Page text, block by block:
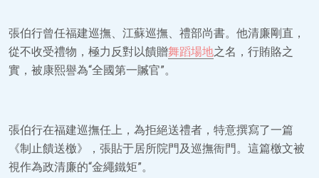
張伯行曾任福建巡撫、江蘇巡撫、禮部尚書。他清廉剛直，
從不收受禮物，極力反對以饋贈舞蹈場地之名，行賄賂之
實，被康熙譽為“全國第一贓官”。
張伯行在福建巡撫任上，為拒絕送禮者，特意撰寫了一篇
《制止饋送檄》，張貼于居所院門及巡撫衙門。這篇檄文被
視作為政清廉的“金繩鐵矩”。